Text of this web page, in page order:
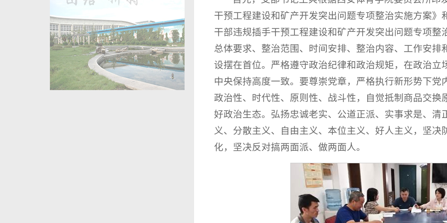
干预工程建设和矿产开发突出问题专项整治实施方案
干部违规插手干预工程建设和矿产开发突出问题专项
总体要求、整治范围、时间安排、整治内容、工作安
设摆在首位。严格遵守政治纪律和政治规矩，在政治
中央保持高度一致。要尊崇党章，严格执行新形势下
政治性、时代性、原则性、战斗性，自觉抵制商品交
好政治生态。弘扬忠诚老实、公道正派、实事求是、
义、分散主义、自由主义、本位主义、好人主义，坚
化，坚决反对搞两面派、做两面人。